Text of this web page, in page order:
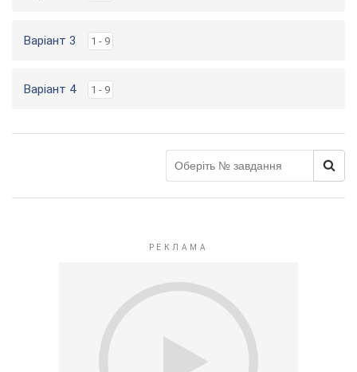
Варіант 3 1 - 9
Варіант 4 1 - 9